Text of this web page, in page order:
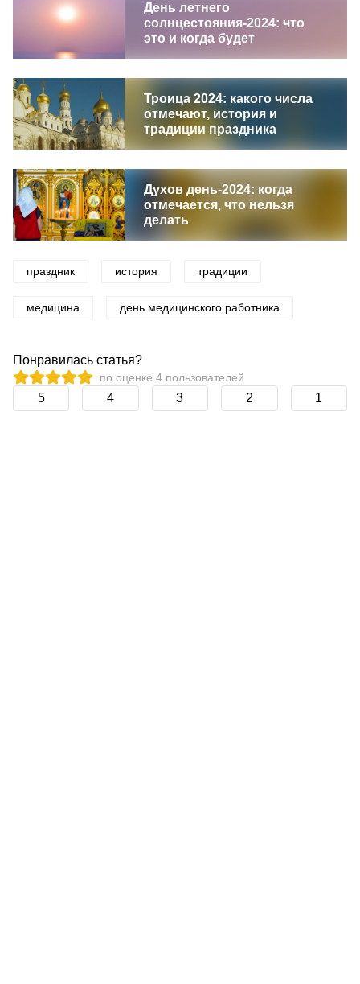
День летнего
солнцестояния-2024: что
это и когда будет
Троица 2024: какого числа
отмечают, история и
традиции праздника
Духов день-2024: когда
отмечается, что нельзя
делать
праздник история традиции
медицина день медицинского работника
Понравилась статья?
по оценке 4 пользователей
5 4 3 2 1